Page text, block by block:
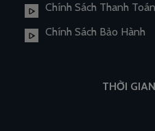
Chính Sách Thanh Toán
Chính Sách Bảo Hành
THỜI